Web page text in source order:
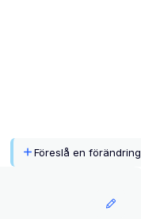
Föreslå en förändring